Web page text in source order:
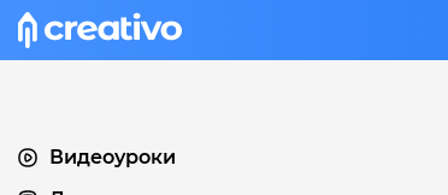
Видеоуроки